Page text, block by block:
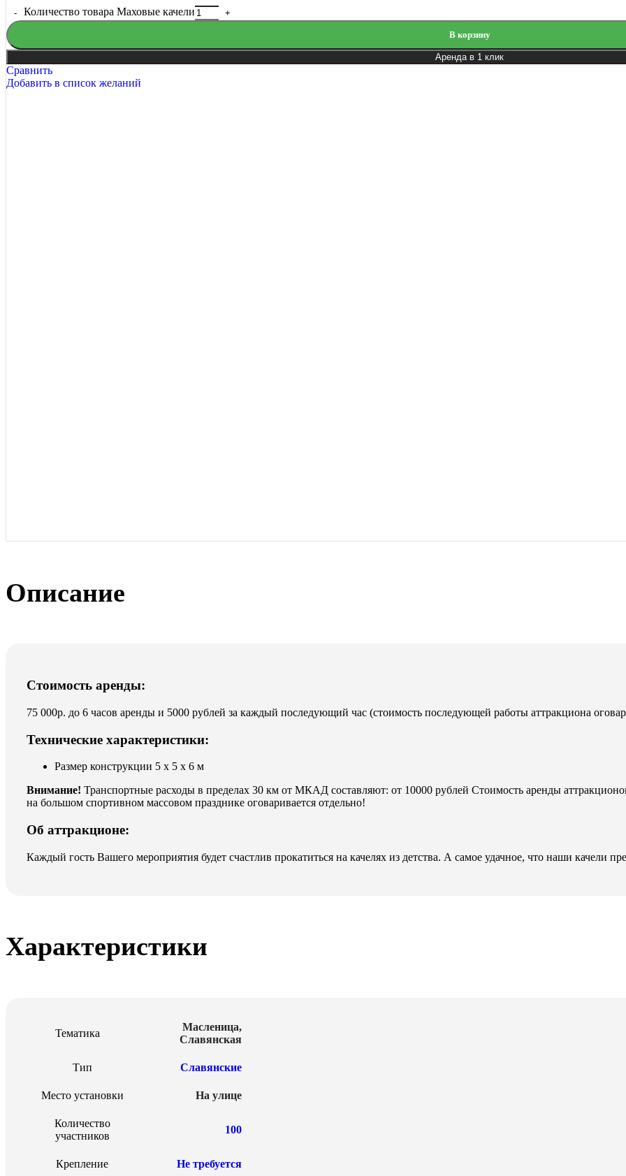
Количество товара Маховые качели
В корзину
Аренда в 1 клик
Сравнить
Добавить в список желаний
Описание
Стоимость аренды:
75 000р. до 6 часов аренды и 5000 рублей за каждый последующий час (стоимость последующей работы аттракциона
Технические характеристики:
Размер конструкции 5 х 5 х 6 м
Внимание! Транспортные расходы в пределах 30 км от МКАД составляют: от 10000 рублей Стоимость аренды
на большом спортивном массовом празднике оговаривается отдельно!
Об аттракционе:
Каждый гость Вашего мероприятия будет счастлив прокатиться на качелях из детства. А самое удачное, что наши качели
Характеристики
Тематика
Масленица,
Славянская
Тип Славянские
Место установки На улице
Количество
участников
100
Крепление Не требуется